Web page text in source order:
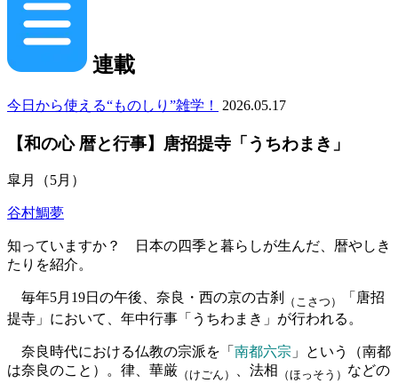
連載
今日から使える“ものしり”雑学！ 2026.05.17
【和の心 暦と行事】唐招提寺「うちわまき」
皐月（5月）
谷村鯛夢
知っていますか？ 日本の四季と暮らしが生んだ、暦やしき
たりを紹介。
毎年5月19日の午後、奈良・西の京の古刹 （こさつ）
「唐招
提寺」において、年中行事「うちわまき」が行われる。
奈良時代における仏教の宗派を「 南都六宗 」という（南都
は奈良のこと）。律、華厳 （けごん） 、法相 （ほっそう） などの